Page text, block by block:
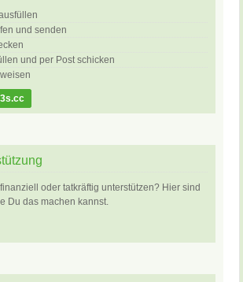
und senden
und per Post schicken
oder tatkräftig unterstützen? Hier sind
Du das machen kannst.